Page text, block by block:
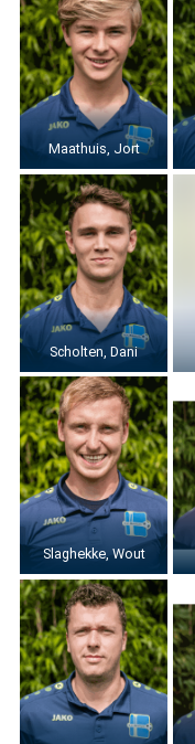
Maathuis, Jort
Scholten, Dani
Slaghekke, Wout